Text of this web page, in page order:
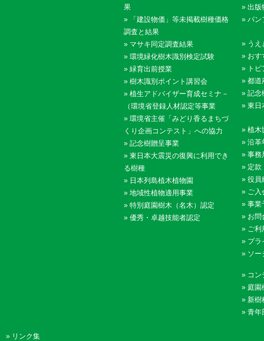
果
»
「建設物価」等未掲載樹種価格
調査と結果
» マサキ同定調査結果
» 環境緑化樹木識別検定試験
» 緑育出前授業
» 樹木識別ポイント講習会
» 植生アドバイザー育成セミナ－
（環境省登録人材認定等事業
» 環境省主催「みどり香るまちづ
くり企画コンテスト」への協力
» 記念樹贈呈事業
» 東日本大震災の復興に利用でき
る樹種
» 日本列島植木植物園
» 地域性植物適用事業
» 特別庭園樹木（名木）認定
» 優秀・卓越技能者認定
» 出版
» パン
» うえ
» おす
» ト
» 都道
» 記念
» 東日
» 植木
» 沿革
» 事務
» 定款
» 役員
» ご入
» 事業
» お問
» ご利
» プラ
» ソー
» コン
» 庭園
» 新樹
» 青年
» リンク集